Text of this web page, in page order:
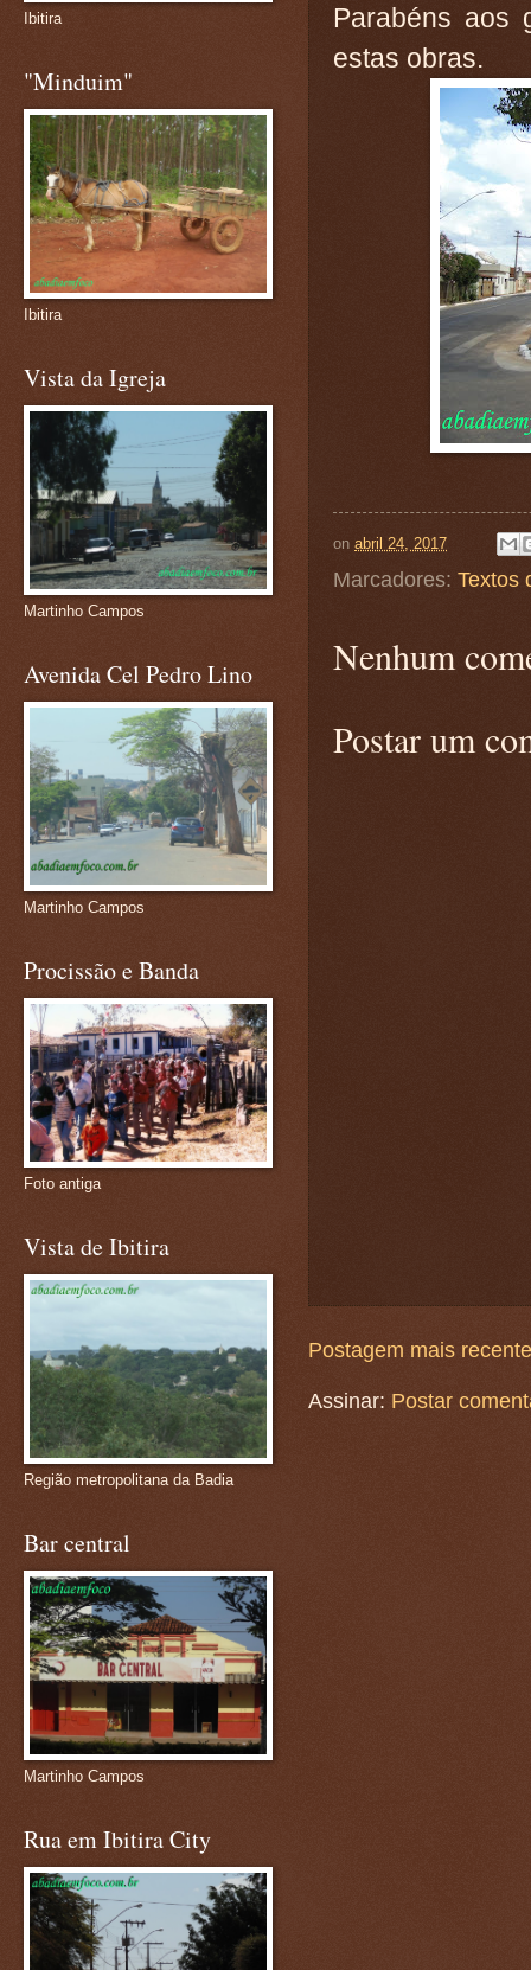
Parabéns aos
estas obras.
on abril 24, 2017
Marcadores: Textos
Nenhum
Postar um
Postagem mais recente
Assinar: Postar
Ibitira
"Minduim"
Ibitira
Vista da Igreja
Martinho Campos
Avenida Cel Pedro Lino
Martinho Campos
Procissão e Banda
Foto antiga
Vista de Ibitira
Região metropolitana da Badia
Bar central
Martinho Campos
Rua em Ibitira City